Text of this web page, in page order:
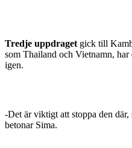
Tredje uppdraget gick till
som Thailand och Vietnamn, har
igen.
-Det är viktigt att stoppa den
betonar Sima.